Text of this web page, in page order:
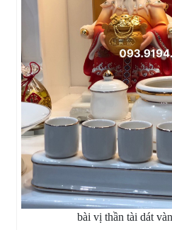
bài vị thần tài dát